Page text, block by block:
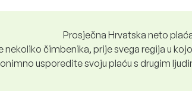
Prosječna Hrvatska neto
nekoliko čimbenika, prije svega regija u
usporedite svoju plaću s drugim